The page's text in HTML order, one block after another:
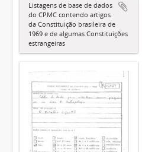
Listagens de base de dados
do CPMC contendo artigos
da Constituição brasileira de
1969 e de algumas Constituições
estrangeiras